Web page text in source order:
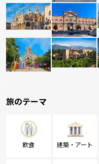
旅のテーマ
飲食 建築・アート